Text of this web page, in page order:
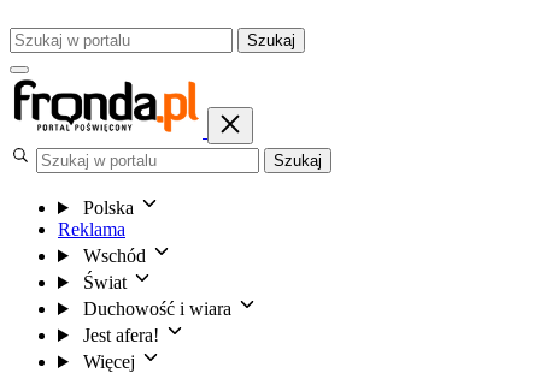
Szukaj
Szukaj
Polska
Reklama
Wschód
Świat
Duchowość i wiara
Jest afera!
Więcej